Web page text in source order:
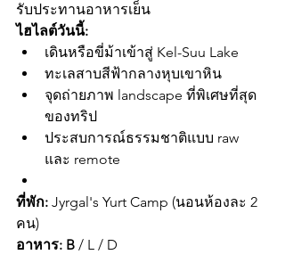
รับประทานอาหารเย็น
ไฮไลต์วันนี้:
เดินหรือขี่ม้าเข้าสู่ Kel-Suu Lake
ทะเลสาบสีฟ้ากลางหุบเขาหิน
จุดถ่ายภาพ landscape ที่พิเศษที่สุด
ของทริป
ประสบการณ์ธรรมชาติแบบ raw
และ remote
ที่พัก: Jyrgal's Yurt Camp (นอนห้องละ 2
คน)
อาหาร: B / L / D